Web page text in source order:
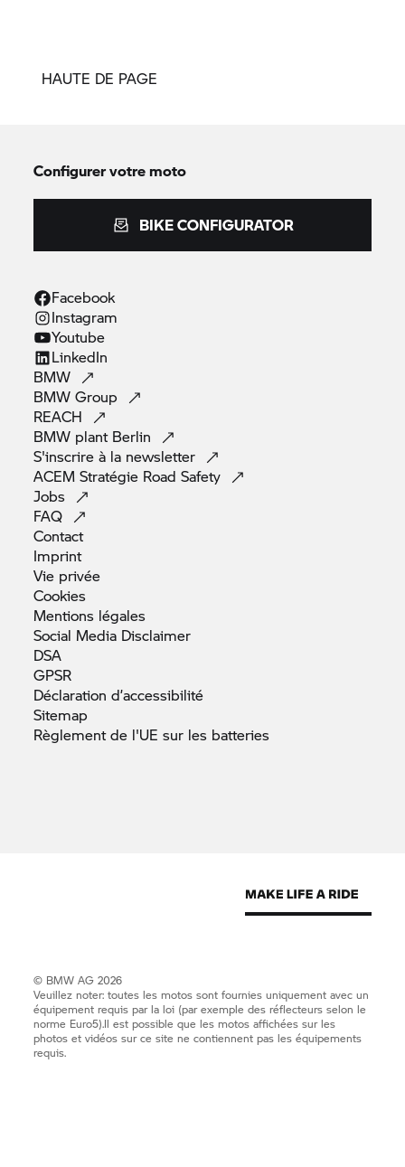
HAUTE DE PAGE
Configurer votre moto
BIKE CONFIGURATOR
Facebook
Instagram
Youtube
LinkedIn
BMW
BMWGroup
REACH
BMW plant Berlin
S'inscrire à la newsletter
ACEM Stratégie RoadSafety
Jobs
FAQ
Contact
Imprint
Vie privée
Cookies
Mentions légales
Social Media Disclaimer
DSA
GPSR
Déclarationd’accessibilité
Sitemap
Règlement de l'UE sur les batteries
© BMW AG 2026
Veuillez noter: toutes les motos sont fournies uniquement avec un
équipement requis par la loi (par exemple des réflecteurs selon le
norme Euro5).Il est possible que les motos affichées sur les
photos et vidéos sur ce site ne contiennent pas les équipements
requis.